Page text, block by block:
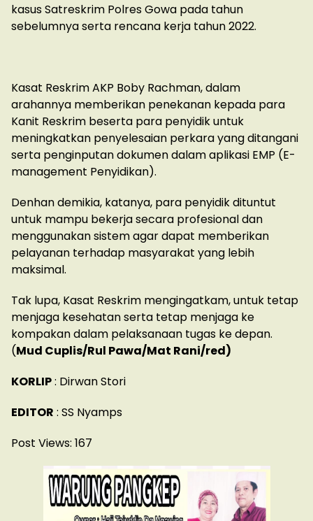
kasus Satreskrim Polres Gowa pada tahun
sebelumnya serta rencana kerja tahun 2022.
Kasat Reskrim AKP Boby Rachman, dalam
arahannya memberikan penekanan kepada para
Kanit Reskrim beserta para penyidik untuk
meningkatkan penyelesaian perkara yang ditangani
serta penginputan dokumen dalam aplikasi EMP (E-
management Penyidikan).
Denhan demikia, katanya, para penyidik dituntut
untuk mampu bekerja secara profesional dan
menggunakan sistem agar dapat memberikan
pelayanan terhadap masyarakat yang lebih
maksimal.
Tak lupa, Kasat Reskrim mengingatkam, untuk tetap
menjaga kesehatan serta tetap menjaga ke
kompakan dalam pelaksanaan tugas ke depan.
(Mud Cuplis/Rul Pawa/Mat Rani/red)
KORLIP: Dirwan Stori
EDITOR : SS Nyamps
Post Views: 167